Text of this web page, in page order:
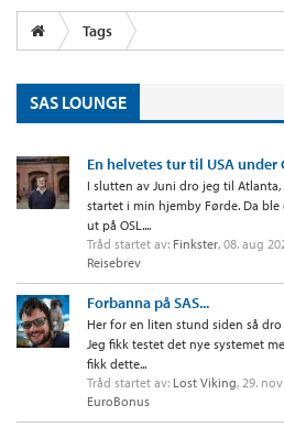
Tags
SAS LOUNGE
En helvetes tur til USA under
I slutten av Juni dro jeg til Atlanta,
startet i min hjemby Førde. Da
ut på OSL....
Tråd startet av: Finkster, 08. aug
Reisebrev
Forbanna på SAS...
Her for en liten stund siden så
Jeg fikk testet det nye systemet
fikk dette...
Tråd startet av: Lost Viking, 29.
EuroBonus